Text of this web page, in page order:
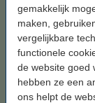
gemakkelijk
maken,
vergelijkbare
functionele
de website goed
hebben ze een
ons helpt de